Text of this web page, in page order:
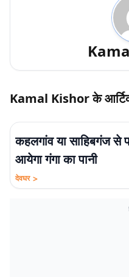
Kamal Kishor के
कहलगांव या साहिबगंज से
आयेगा गंगा का पानी
देवघर >